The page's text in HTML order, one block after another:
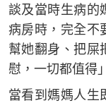
談及當時生病的
病房時，完全不
幫她翻身、把屎
慰，一切都值得
當看到媽媽人生